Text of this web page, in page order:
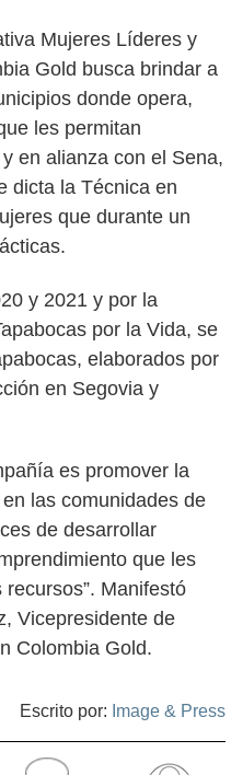
Mujeres Líderes y
Gold busca brindar a
donde opera,
les permitan
en alianza con el Sena,
dicta la Técnica en
que durante un
y 2021 y por la
por la Vida, se
elaborados por
en Segovia y
es promover la
las comunidades de
de desarrollar
que les
Manifestó
Vicepresidente de
Colombia Gold.
Escrito por: Image & Press